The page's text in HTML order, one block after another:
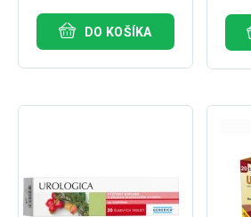
DO KOŠÍKA